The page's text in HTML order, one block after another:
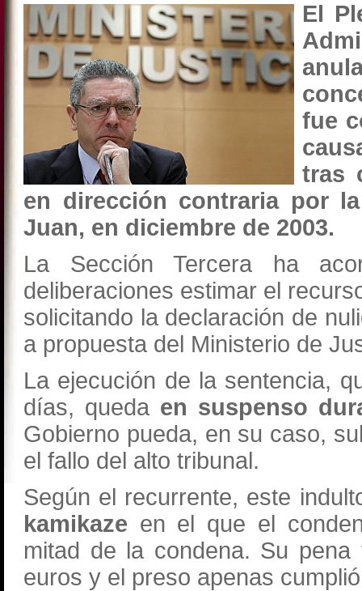
El
fue
tras
en dirección contraria por
Juan, en diciembre de 2003.
La Sección Tercera ha
deliberaciones estimar el
solicitando la declaración de
a propuesta del Ministerio de
La ejecución de la sentencia,
días, queda en suspenso
Gobierno pueda, en su caso,
el fallo del alto tribunal.
Según el recurrente, este
kamikaze en el que el
mitad de la condena. Su
euros y el preso apenas